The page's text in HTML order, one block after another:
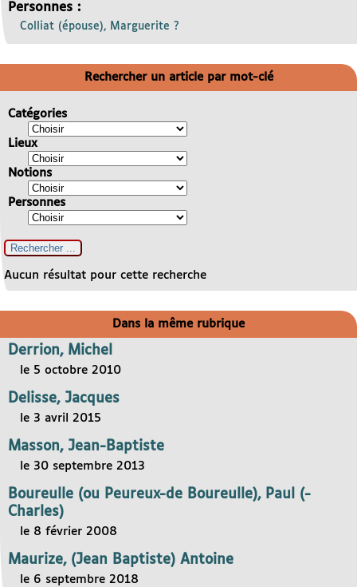
Personnes :
Colliat (épouse), Marguerite ?
Rechercher un article par mot-clé
Catégories
Lieux
Notions
Personnes
Aucun résultat pour cette recherche
Dans la même rubrique
Derrion, Michel
le 5 octobre 2010
Delisse, Jacques
le 3 avril 2015
Masson, Jean-Baptiste
le 30 septembre 2013
Boureulle (ou Peureux-de Boureulle), Paul (-
Charles)
le 8 février 2008
Maurize, (Jean Baptiste) Antoine
le 6 septembre 2018